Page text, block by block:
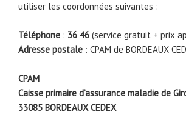
utiliser les coordonnées suivantes :
Téléphone : 36 46 (service gratuit + prix
Adresse postale : CPAM de BORDEAUX
CPAM
Caisse primaire d’assurance maladie de
33085 BORDEAUX CEDEX